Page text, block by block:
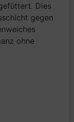
Dies
gegen
ohne